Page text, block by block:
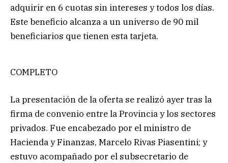
adquirir en 6 cuotas sin intereses y todos los días.
Este beneficio alcanza a un universo de 90 mil
beneficiarios que tienen esta tarjeta.
COMPLETO
La presentación de la oferta se realizó ayer tras la
firma de convenio entre la Provincia y los sectores
privados. Fue encabezado por el ministro de
Hacienda y Finanzas, Marcelo Rivas Piasentini; y
estuvo acompañado por el subsecretario de